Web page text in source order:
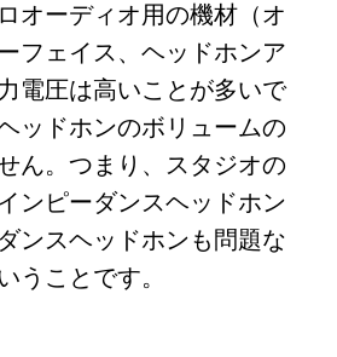
オーディオ用の機材（オ
フェイス、ヘッドホンア
電圧は高いことが多いで
ッドホンのボリュームの
ん。つまり、スタジオの
ンピーダンスヘッドホン
ンスヘッドホンも問題な
うことです。